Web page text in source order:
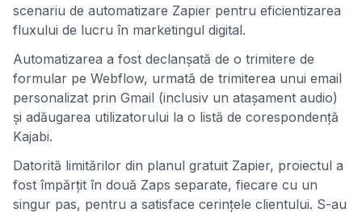
scenariu de automatizare Zapier pentru eficientizarea
fluxului de lucru în marketingul digital.
Automatizarea a fost declanșată de o trimitere de
formular pe Webflow, urmată de trimiterea unui email
personalizat prin Gmail (inclusiv un atașament audio)
și adăugarea utilizatorului la o listă de corespondență
Kajabi.
Datorită limitărilor din planul gratuit Zapier, proiectul a
fost împărțit în două Zaps separate, fiecare cu un
singur pas, pentru a satisface cerințele clientului. S-au